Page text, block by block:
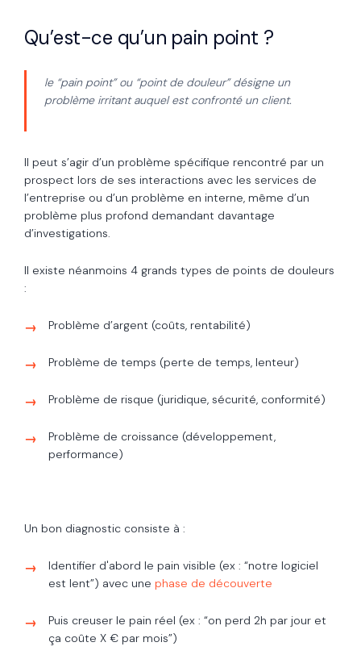
Qu’est-ce qu’un pain point ?
le “pain point” ou “point de douleur” désigne un
problème irritant auquel est confronté un client.
Il peut s’agir d’un problème spécifique rencontré par un
prospect lors de ses interactions avec les services de
l’entreprise ou d’un problème en interne, même d’un
problème plus profond demandant davantage
d’investigations.
Il existe néanmoins 4 grands types de points de douleurs
:
Problème d’argent (coûts, rentabilité)
Problème de temps (perte de temps, lenteur)
Problème de risque (juridique, sécurité, conformité)
Problème de croissance (développement,
performance)
Un bon diagnostic consiste à :
Identifier d'abord le pain visible (ex : “notre logiciel
est lent”) avec une phase de découverte
Puis creuser le pain réel (ex : “on perd 2h par jour et
ça coûte X € par mois”)